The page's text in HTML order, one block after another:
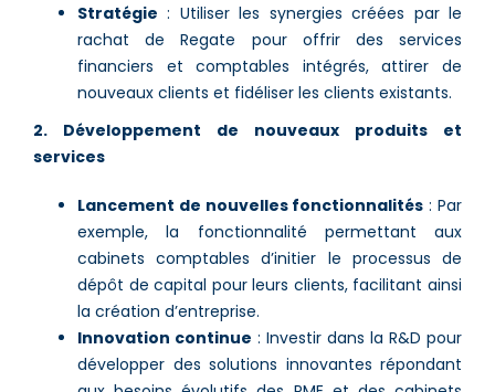
Stratégie : Utiliser les synergies créées par le
rachat de Regate pour offrir des services
financiers et comptables intégrés, attirer de
nouveaux clients et fidéliser les clients existants.
2. Développement de nouveaux produits et
services
Lancement de nouvelles fonctionnalités : Par
exemple, la fonctionnalité permettant aux
cabinets comptables d’initier le processus de
dépôt de capital pour leurs clients, facilitant ainsi
la création d’entreprise.
Innovation continue : Investir dans la R&D pour
développer des solutions innovantes répondant